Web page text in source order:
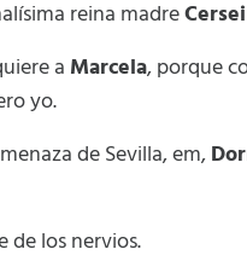
reina madreCersei
a Marcela, porque
yo.
de Sevilla, em,
de los nervios.